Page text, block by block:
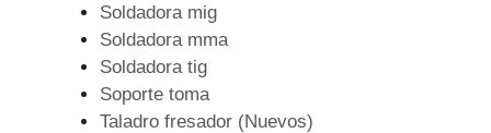
Soldadora mig
Soldadora mma
Soldadora tig
Soporte toma
Taladro fresador (Nuevos)